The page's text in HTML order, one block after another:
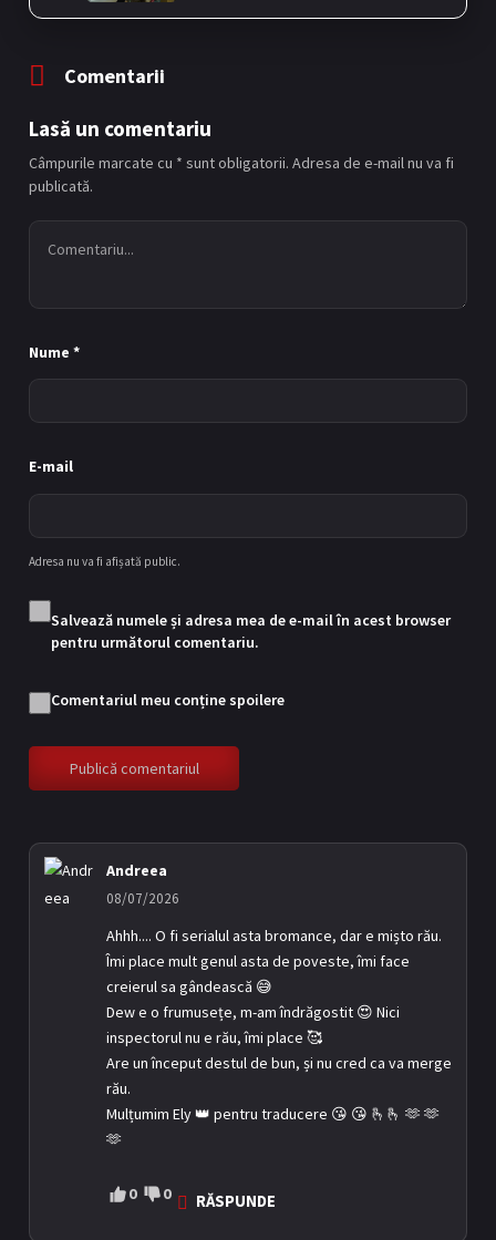
Comentarii
Lasă un comentariu
Câmpurile marcate cu * sunt obligatorii. Adresa de e-mail nu va fi
publicată.
Nume *
E-mail
Adresa nu va fi afișată public.
Salvează numele și adresa mea de e-mail în acest browser
pentru următorul comentariu.
Comentariul meu conține spoilere
Andreea
08/07/2026
Ahhh.... O fi serialul asta bromance, dar e mișto rău.
Îmi place mult genul asta de poveste, îmi face
creierul sa gândească 😅
Dew e o frumusețe, m-am îndrăgostit 😍 Nici
inspectorul nu e rău, îmi place 🥰
Are un început destul de bun, și nu cred ca va merge
rău.
Mulțumim Ely 👑 pentru traducere 😘 😘 🫰🫰 🫶 🫶
🫶
0 0 RĂSPUNDE